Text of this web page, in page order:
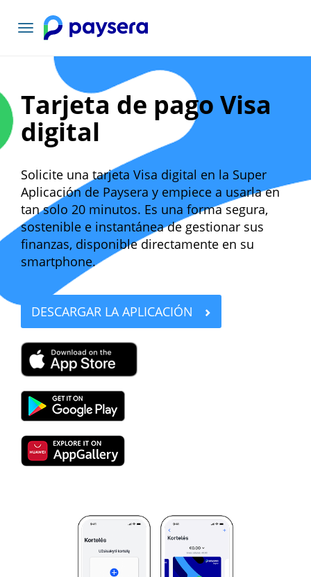
Toggle
navigation
Tarjeta de pago Visa
digital
Solicite una tarjeta Visa digital en la Super
Aplicación de Paysera y empiece a usarla en
tan solo 20 minutos. Es una forma segura,
sostenible e instantánea de gestionar sus
finanzas, disponible directamente en su
smartphone.
DESCARGAR LA APLICACIÓN